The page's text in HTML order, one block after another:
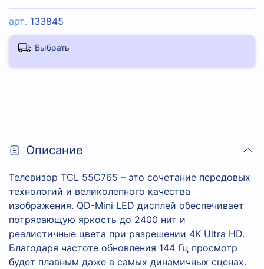
арт. 133845
Выбрать
Описание
Телевизор TCL 55C765 – это сочетание передовых
технологий и великолепного качества
изображения. QD-Mini LED дисплей обеспечивает
потрясающую яркость до 2400 нит и
реалистичные цвета при разрешении 4K Ultra HD.
Благодаря частоте обновления 144 Гц просмотр
будет плавным даже в самых динамичных сценах.